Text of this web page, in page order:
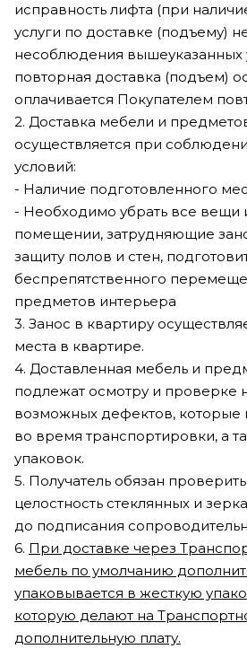
исправность лифта (при
услуги по доставке (подъему)
несоблюдения вышеуказанных
повторная доставка (подъем)
оплачивается Покупателем
2. Доставка мебели и
осуществляется при
условий:
- Наличие подготовленного
- Необходимо убрать все вещи
помещении, затрудняющие
защиту полов и стен,
беспрепятственного
предметов интерьера
3. Занос в квартиру
места в квартире.
4. Доставленная мебель и
подлежат осмотру и проверке
возможных дефектов, которые
во время транспортировки, а
упаковок.
5. Получатель обязан
целостность стеклянных и
до подписания
6. При доставке через
мебель по умолчанию
упаковывается в жесткую
которую делают на
дополнительную плату.